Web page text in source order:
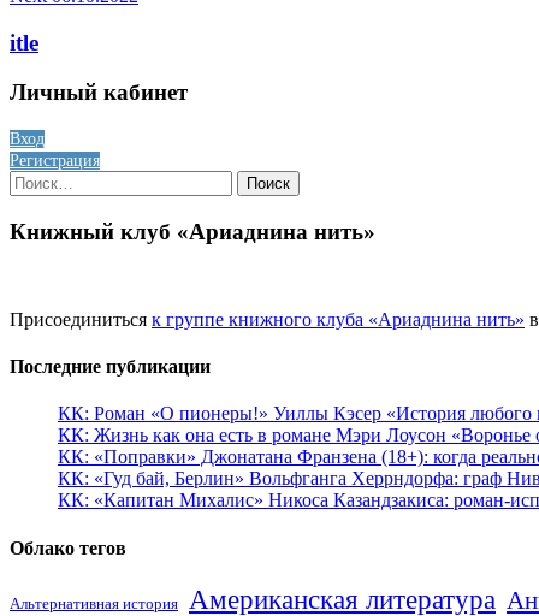
itle
Личный кабинет
Вход
Регистрация
Найти:
Книжный клуб «Ариаднина нить»
Присоединиться к группе книжного клуба «Ариаднина нить»
Последние публикации
КК: Роман «О пионеры!» Уиллы Кэсер «История любого
КК: Жизнь как она есть в романе Мэри Лоусон «Воронье
КК: «Поправки» Джонатана Франзена (18+): когда
КК: «Гуд бай, Берлин» Вольфганга Херрндорфа: граф
КК: «Капитан Михалис» Никоса Казандзакиса: роман-
Облако тегов
Альтернативная история Американская литература